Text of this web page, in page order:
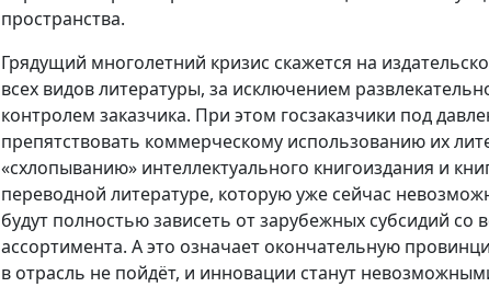
пространства.
Грядущий многолетний кризис скажется на
всех видов литературы, за исключением
контролем заказчика. При этом госзаказчики под
препятствовать коммерческому использованию их
«схлопыванию» интеллектуального книгоиздания и
переводной литературе, которую уже сейчас
будут полностью зависеть от зарубежных субсидий
ассортимента. А это означает окончательную
в отрасль не пойдёт, и инновации станут